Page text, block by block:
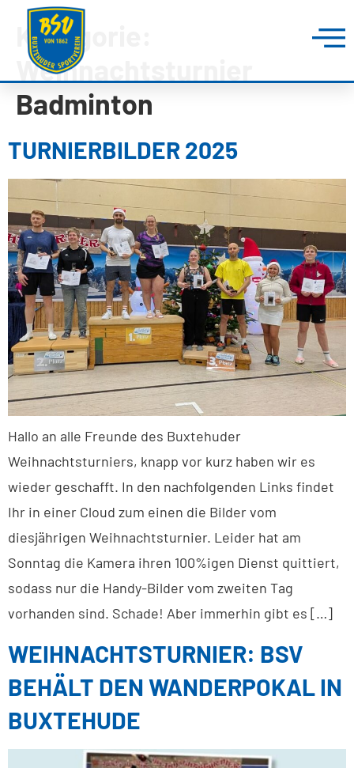
Kategorie:
Weihnachtsturnier
Badminton
TURNIERBILDER 2025
Hallo an alle Freunde des Buxtehuder
Weihnachtsturniers, knapp vor kurz haben wir es
wieder geschafft. In den nachfolgenden Links findet
Ihr in einer Cloud zum einen die Bilder vom
diesjährigen Weihnachtsturnier. Leider hat am
Sonntag die Kamera ihren 100%igen Dienst quittiert,
sodass nur die Handy-Bilder vom zweiten Tag
vorhanden sind. Schade! Aber immerhin gibt es […]
WEIHNACHTSTURNIER: BSV
BEHÄLT DEN WANDERPOKAL IN
BUXTEHUDE